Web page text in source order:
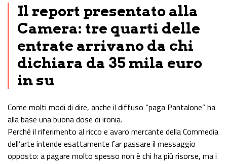
Il report presentato alla
Camera: tre quarti delle
entrate arrivano da chi
dichiara da 35 mila euro
in su
Come molti modi di dire, anche il diffuso “paga Pantalone” ha
alla base una buona dose di ironia.
Perché il riferimento al ricco e avaro mercante della Commedia
dell’arte intende esattamente far passare il messaggio
opposto: a pagare molto spesso non è chi ha più risorse, ma i